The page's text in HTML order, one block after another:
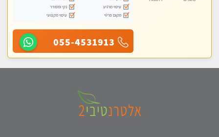
עיסוי מרגיע
נקי ומסודר
מקום פרטי
עיסוי מקצועי
055-4531913